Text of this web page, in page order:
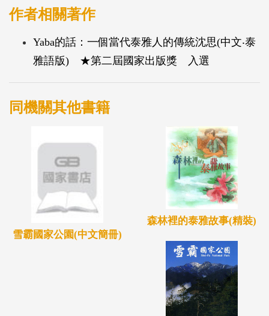
化間的差異，需要更多的同理心與尊重才得以跨越。
方式，詳實地交代影片《泰雅千年》的拍攝過程。當
然，讀者也可以嘗試將《Yaba的話》/《走過千年》
作者對現代部落的生活寫實與《泰雅千年》中所描述
的浪漫古泰雅故事，進行一種古今交錯的泰雅文化對
作者相關著作
Yaba的話：一個當代泰雅人的傳統沈思(中文‧泰
雅語版) ★第二屆國家出版獎 入選
同機關其他書籍
雪霸國家公園(中文簡冊)
森林裡的泰雅故事(精裝)